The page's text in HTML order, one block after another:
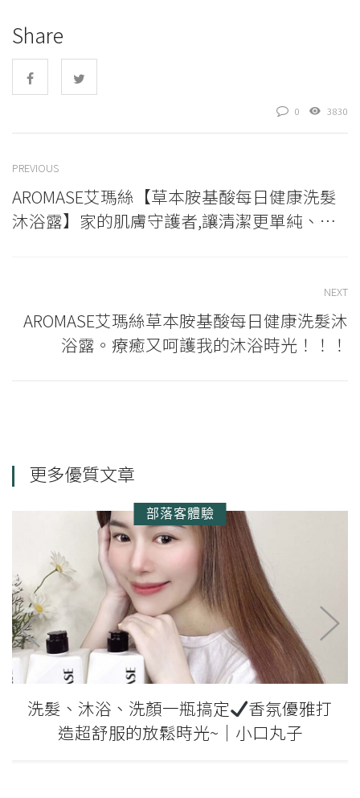
Share
0 3830
PREVIOUS
AROMASE艾瑪絲【草本胺基酸每日健康洗髮
沐浴露】家的肌膚守護者,讓清潔更單純、原
NEXT
AROMASE艾瑪絲草本胺基酸每日健康洗髮沐
浴露。療癒又呵護我的沐浴時光！！！
更多優質文章
部落客體驗
AROMASE艾瑪絲草本胺基酸每日健康洗髮
沐浴露。療癒又呵護我的沐浴時光！！！